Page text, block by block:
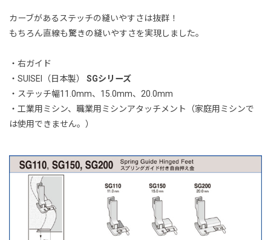
カーブがあるステッチの縫いやすさは抜群！
もちろん直線も驚きの縫いやすさを実現しました。
・右ガイド
・SUISEI（日本製） SGシリーズ
・ステッチ幅11.0mm、15.0mm、20.0mm
・工業用ミシン、職業用ミシンアタッチメント（家庭用ミシンで
は使用できません。）